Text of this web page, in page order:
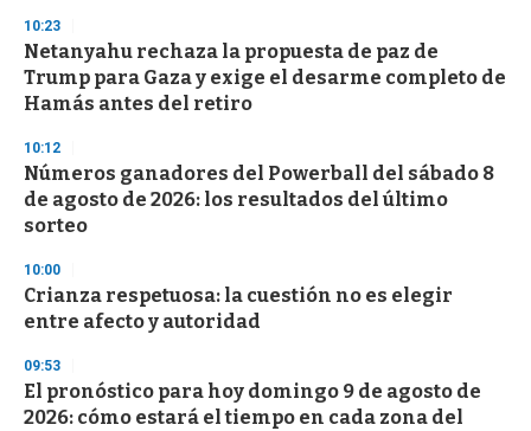
10:23
Netanyahu rechaza la propuesta de paz de
Trump para Gaza y exige el desarme completo de
Hamás antes del retiro
10:12
Números ganadores del Powerball del sábado 8
de agosto de 2026: los resultados del último
sorteo
10:00
Crianza respetuosa: la cuestión no es elegir
entre afecto y autoridad
09:53
El pronóstico para hoy domingo 9 de agosto de
2026: cómo estará el tiempo en cada zona del